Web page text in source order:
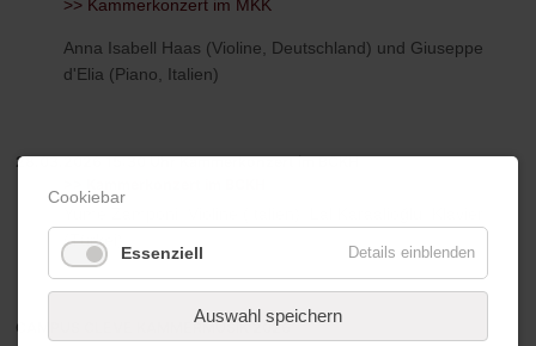
>> Kammerkonzert im MKK
Anna Isabell Haas (Violine, Deutschland) und Giuseppe
d'Elia (Piano, Italien)
28.03.2026 15:30 Uhr Kammerkonzert im BCKH
(Türkei)
CAMPUS CLEVE KAMMERMUSIK 2026
Cookiebar
Essenziell Details einblenden
Auswahl speichern